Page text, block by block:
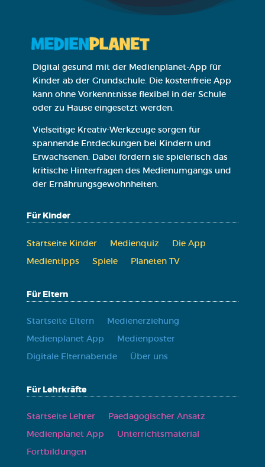
Digital gesund mit der Medienplanet-App für
Kinder ab der Grundschule. Die kostenfreie App
kann ohne Vorkenntnisse flexibel in der Schule
oder zu Hause eingesetzt werden.
Vielseitige Kreativ-Werkzeuge sorgen für
spannende Entdeckungen bei Kindern und
Erwachsenen. Dabei fördern sie spielerisch das
kritische Hinterfragen des Medienumgangs und
der Ernährungsgewohnheiten.
Für Kinder
Start­sei­te Kin­der Medi­en­quiz
Die App
Medi­en­tipps
Spie­le Pla­ne­ten TV
Für Eltern
Start­sei­te Eltern
Medi­en­er­zie­hung
Medi­en­pla­net App
Medi­en­pos­ter
Digi­ta­le Eltern­aben­de
Über uns
Für Lehrkräfte
Start­sei­te Leh­rer
Paed­ago­gi­scher Ansatz
Medi­en­pla­net App
Unter­richts­ma­te­ri­al
Fort­bil­dun­gen